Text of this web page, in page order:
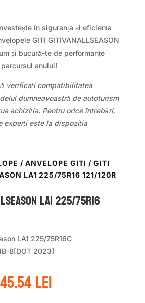
în siguranța și eficiența
GITI GITIVANALLSEASON
și bucură-te de performanțe
anului!
verificați compatibilitatea
dumneavoastră de autoturism
achiziția. Pentru orice întrebări,
experți este la dispoziția
/ ANVELOPE GITI / GITI
LA1 225/75R16 121/120R
LA1 225/75R16
LA1 225/75R16C
B[DOT 2023]
leiPrețul
curent